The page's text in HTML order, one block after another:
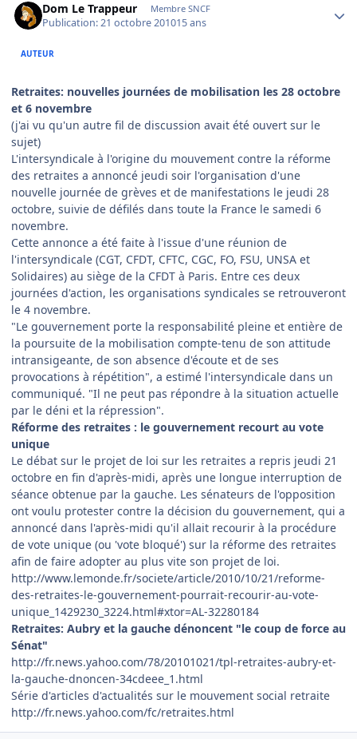
Dom Le Trappeur Membre SNCF
Publication:21 octobre 201015 ans
AUTEUR
Retraites: nouvelles journées de mobilisation les 28 octobre
et 6 novembre
(j'ai vu qu'un autre fil de discussion avait été ouvert sur le
sujet)
L'intersyndicale à l'origine du mouvement contre la réforme
des retraites a annoncé jeudi soir l'organisation d'une
nouvelle journée de grèves et de manifestations le jeudi 28
octobre, suivie de défilés dans toute la France le samedi 6
novembre.
Cette annonce a été faite à l'issue d'une réunion de
l'intersyndicale (CGT, CFDT, CFTC, CGC, FO, FSU, UNSA et
Solidaires) au siège de la CFDT à Paris. Entre ces deux
journées d'action, les organisations syndicales se retrouveront
le 4 novembre.
"Le gouvernement porte la responsabilité pleine et entière de
la poursuite de la mobilisation compte-tenu de son attitude
intransigeante, de son absence d'écoute et de ses
provocations à répétition", a estimé l'intersyndicale dans un
communiqué. "Il ne peut pas répondre à la situation actuelle
par le déni et la répression".
Réforme des retraites : le gouvernement recourt au vote
unique
Le débat sur le projet de loi sur les retraites a repris jeudi 21
octobre en fin d'après-midi, après une longue interruption de
séance obtenue par la gauche. Les sénateurs de l'opposition
ont voulu protester contre la décision du gouvernement, qui a
annoncé dans l'après-midi qu'il allait recourir à la procédure
de vote unique (ou 'vote bloqué') sur la réforme des retraites
afin de faire adopter au plus vite son projet de loi.
http://www.lemonde.fr/societe/article/2010/10/21/reforme-
des-retraites-le-gouvernement-pourrait-recourir-au-vote-
unique_1429230_3224.html#xtor=AL-32280184
Retraites: Aubry et la gauche dénoncent "le coup de force au
Sénat"
http://fr.news.yahoo.com/78/20101021/tpl-retraites-aubry-et-
la-gauche-dnoncen-34cdeee_1.html
Série d'articles d'actualités sur le mouvement social retraite
http://fr.news.yahoo.com/fc/retraites.html